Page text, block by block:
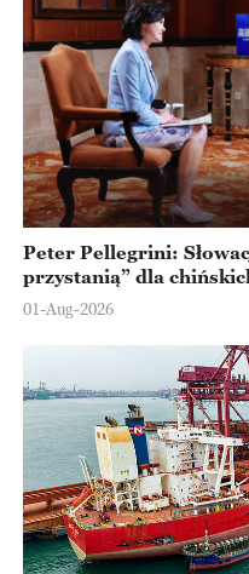
Peter Pellegrini:
przystanią” dla
Europejskiej
01-Aug-2026